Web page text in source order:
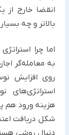
انقضا خارج
بالاتر و چه
به معامله‌گر
روی افزایش
استراتژی‌های
هزینه ورود هم